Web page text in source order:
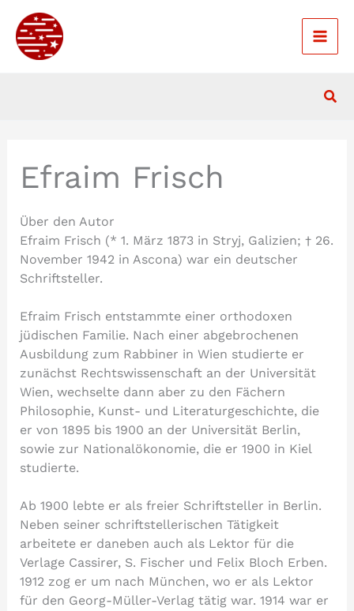
Inhalt
springen
Efraim Frisch
Über den Autor
Efraim Frisch (* 1. März 1873 in Stryj, Galizien; † 26.
November 1942 in Ascona) war ein deutscher
Schriftsteller.
Efraim Frisch entstammte einer orthodoxen
jüdischen Familie. Nach einer abgebrochenen
Ausbildung zum Rabbiner in Wien studierte er
zunächst Rechtswissenschaft an der Universität
Wien, wechselte dann aber zu den Fächern
Philosophie, Kunst- und Literaturgeschichte, die
er von 1895 bis 1900 an der Universität Berlin,
sowie zur Nationalökonomie, die er 1900 in Kiel
studierte.
Ab 1900 lebte er als freier Schriftsteller in Berlin.
Neben seiner schriftstellerischen Tätigkeit
arbeitete er daneben auch als Lektor für die
Verlage Cassirer, S. Fischer und Felix Bloch Erben.
1912 zog er um nach München, wo er als Lektor
für den Georg-Müller-Verlag tätig war. 1914 war er